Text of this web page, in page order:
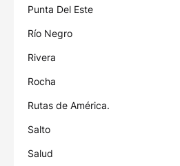
Punta Del Este
Río Negro
Rivera
Rocha
Rutas de América.
Salto
Salud